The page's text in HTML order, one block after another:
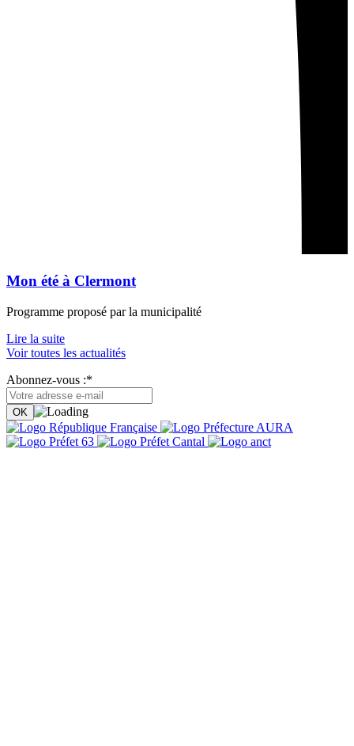
Mon été à Clermont
Programme proposé par la municipalité
Lire la suite
Voir toutes les actualités
Abonnez-vous :*